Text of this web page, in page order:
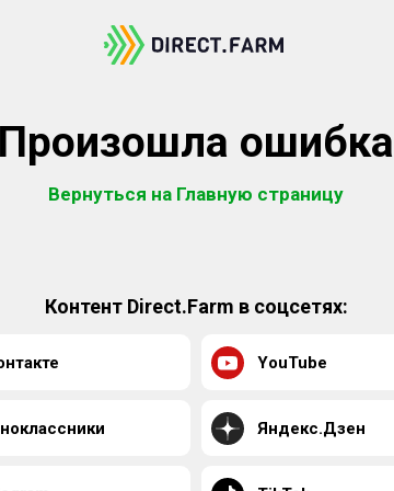
Произошла ошибка
Вернуться на Главную страницу
Контент Direct.Farm в соцсетях:
YouTube
Яндекс.Дзен